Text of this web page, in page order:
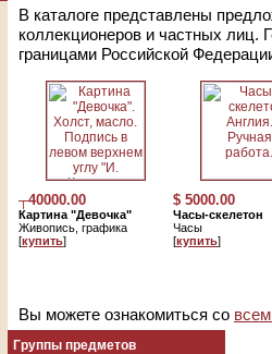
В каталоге представлены
коллекционеров и частных лиц.
границами Российской
┬40000.00
Картина "Девочка"
Живопись, графика
[купить]
$ 5000.00
Часы-скелетон
Часы
[купить]
Вы можете ознакомиться со
Группы предметов